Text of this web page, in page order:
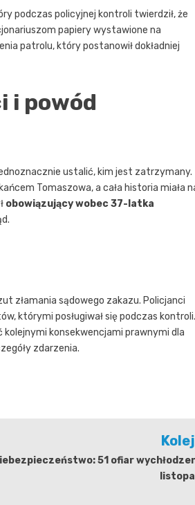
podczas policyjnej kontroli twierdził, że
papiery wystawione na
patrolu, który postanowił dokładniej
i powód
ustalić, kim jest zatrzymany.
Tomaszowa, a cała historia miała
obowiązujący wobec 37-latka
złamania sądowego zakazu. Policjanci
którymi posługiwał się podczas kontroli.
kolejnymi konsekwencjami prawnymi dla
zdarzenia.
51 ofiar